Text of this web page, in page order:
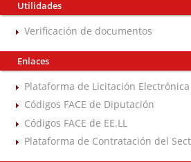
Utilidades
Verificación de documentos
Enlaces
Plataforma de Licitación Electrónica
Códigos FACE de Diputación
Códigos FACE de EE.LL
Plataforma de Contratación del